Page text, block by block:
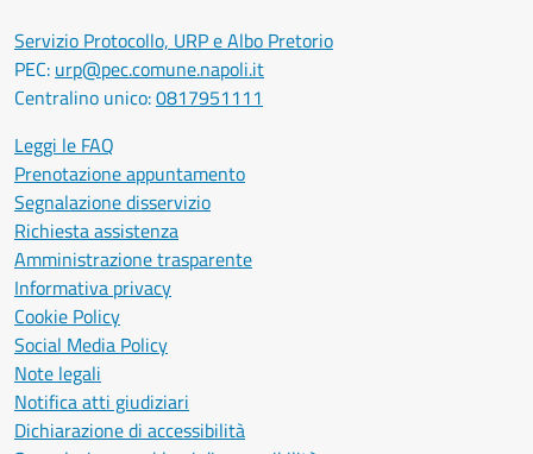
Servizio Protocollo, URP e Albo Pretorio
PEC: urp@pec.comune.napoli.it
Centralino unico:0817951111
Leggi le FAQ
Prenotazione appuntamento
Segnalazione disservizio
Richiesta assistenza
Amministrazione trasparente
Informativa privacy
Cookie Policy
Social Media Policy
Note legali
Notifica atti giudiziari
Dichiarazione di accessibilità